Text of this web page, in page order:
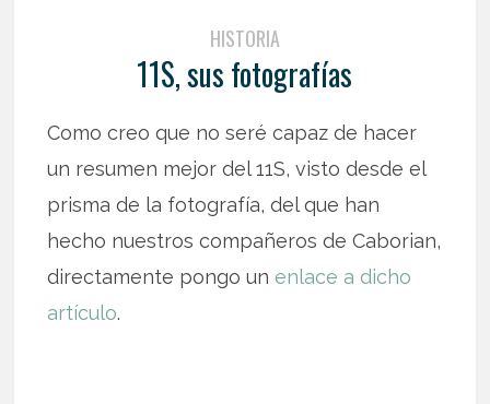
HISTORIA
11S, sus fotografías
Como creo que no seré capaz de hacer
un resumen mejor del 11S, visto desde el
prisma de la fotografía, del que han
hecho nuestros compañeros de Caborian,
directamente pongo un enlace a dicho
artículo.